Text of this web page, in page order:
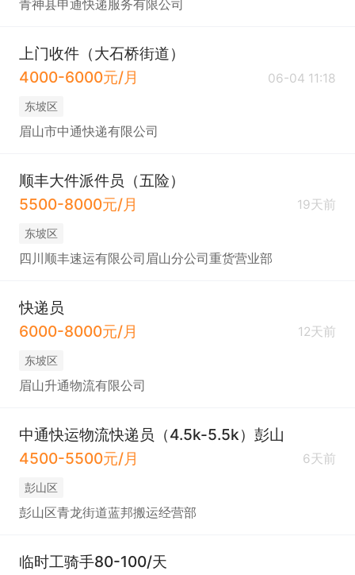
青神县申通快递服务有限公司
上门收件（大石桥街道）
4000-6000元/月
06-04 11:18
东坡区
眉山市中通快递有限公司
顺丰大件派件员（五险）
5500-8000元/月
19天前
东坡区
四川顺丰速运有限公司眉山分公司重货营业部
快递员
6000-8000元/月
12天前
东坡区
眉山升通物流有限公司
中通快运物流快递员（4.5k-5.5k）彭山
4500-5500元/月
6天前
彭山区
彭山区青龙街道蓝邦搬运经营部
临时工骑手80-100/天